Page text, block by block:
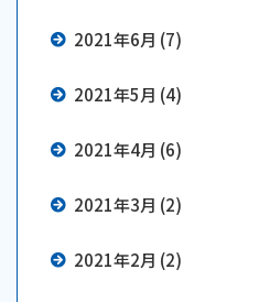
2021年6月 (7)
2021年5月 (4)
2021年4月 (6)
2021年3月 (2)
2021年2月 (2)